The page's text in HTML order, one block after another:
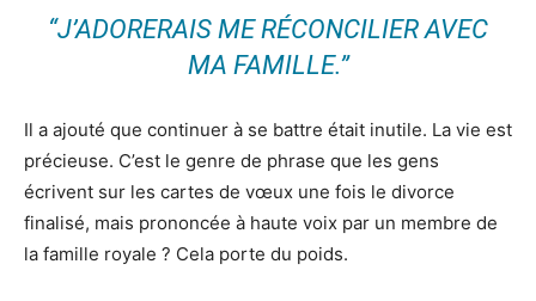
“J’ADORERAIS ME RÉCONCILIER AVEC
MA FAMILLE.”
Il a ajouté que continuer à se battre était inutile. La vie est
précieuse. C’est le genre de phrase que les gens
écrivent sur les cartes de vœux une fois le divorce
finalisé, mais prononcée à haute voix par un membre de
la famille royale ? Cela porte du poids.